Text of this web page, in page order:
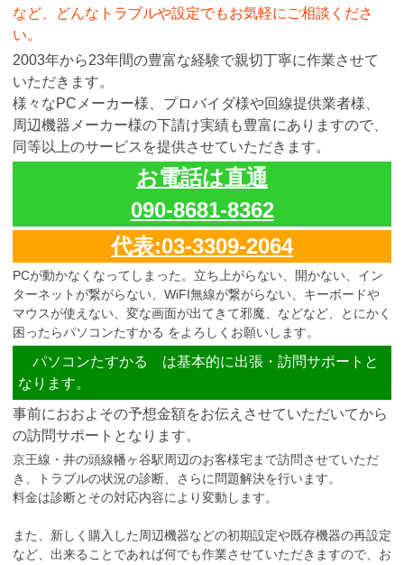
など、どんなトラブルや設定でもお気軽にご相談くださ
い。
2003年から23年間の豊富な経験で親切丁寧に作業させて
いただきます。
様々なPCメーカー様、プロバイダ様や回線提供業者様、
周辺機器メーカー様の下請け実績も豊富にありますので、
同等以上のサービスを提供させていただきます。
お電話は直通
090-8681-8362
代表:03-3309-2064
PCが動かなくなってしまった。立ち上がらない、開かない、イン
ターネットが繋がらない、WiFI無線が繋がらない、キーボードや
マウスが使えない、変な画面が出てきて邪魔、などなど、とにかく
困ったらパソコンたすかる をよろしくお願いします。
パソコンたすかる は基本的に出張・訪問サポートと
なります。
事前におおよその予想金額をお伝えさせていただいてから
の訪問サポートとなります。
京王線・井の頭線幡ヶ谷駅周辺のお客様宅まで訪問させていただ
き、トラブルの状況の診断、さらに問題解決を行います。
料金は診断とその対応内容により変動します。
また、新しく購入した周辺機器などの初期設定や既存機器の再設定
など、出来ることであれば何でも作業させていただきますので、お